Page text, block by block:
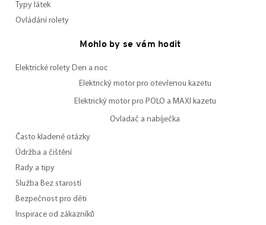
Typy látek
Ovládání rolety
Mohlo by se vám hodit
Elektrické rolety Den a noc
Elektrický motor pro otevřenou kazetu
Elektrický motor pro POLO a MAXI kazetu
Ovladač a nabíječka
Často kladené otázky
Údržba a čištění
Rady a tipy
Služba Bez starostí
Bezpečnost pro děti
Inspirace od zákazníků